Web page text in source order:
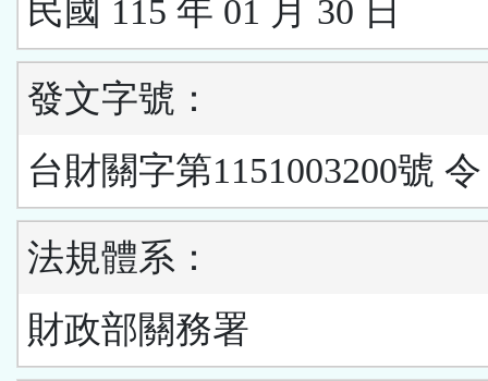
民國 115 年 01 月 30 日
發文字號：
台財關字第1151003200號 令
法規體系：
財政部關務署